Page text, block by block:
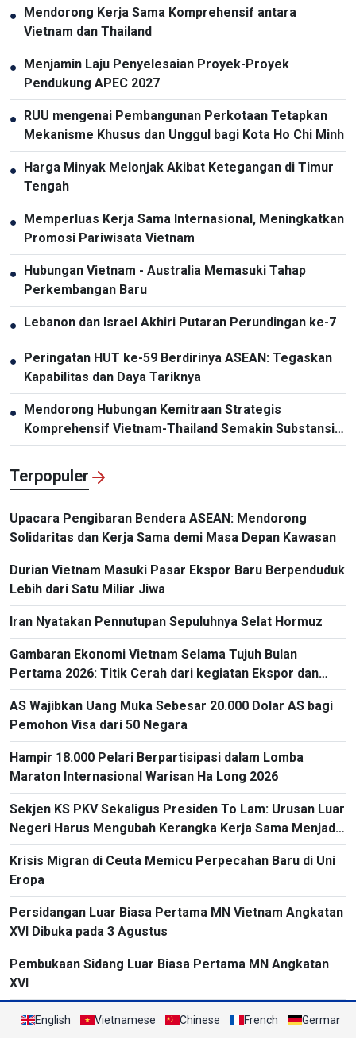
● Mendorong Kerja Sama Komprehensif antara
Vietnam dan Thailand
● Menjamin Laju Penyelesaian Proyek-Proyek
Pendukung APEC 2027
● RUU mengenai Pembangunan Perkotaan Tetapkan
Mekanisme Khusus dan Unggul bagi Kota Ho Chi Minh
● Harga Minyak Melonjak Akibat Ketegangan di Timur
Tengah
● Memperluas Kerja Sama Internasional, Meningkatkan
Promosi Pariwisata Vietnam
● Hubungan Vietnam - Australia Memasuki Tahap
Perkembangan Baru
● Lebanon dan Israel Akhiri Putaran Perundingan ke-7
● Peringatan HUT ke-59 Berdirinya ASEAN: Tegaskan
Kapabilitas dan Daya Tariknya
● Mendorong Hubungan Kemitraan Strategis
Komprehensif Vietnam-Thailand Semakin Substansial
dan Efektif
Terpopuler
Upacara Pengibaran Bendera ASEAN: Mendorong
Solidaritas dan Kerja Sama demi Masa Depan Kawasan
Durian Vietnam Masuki Pasar Ekspor Baru Berpenduduk
Lebih dari Satu Miliar Jiwa
Iran Nyatakan Pennutupan Sepuluhnya Selat Hormuz
Gambaran Ekonomi Vietnam Selama Tujuh Bulan
Pertama 2026: Titik Cerah dari kegiatan Ekspor dan
Impor
AS Wajibkan Uang Muka Sebesar 20.000 Dolar AS bagi
Pemohon Visa dari 50 Negara
Hampir 18.000 Pelari Berpartisipasi dalam Lomba
Maraton Internasional Warisan Ha Long 2026
Sekjen KS PKV Sekaligus Presiden To Lam: Urusan Luar
Negeri Harus Mengubah Kerangka Kerja Sama Menjadi
Proyek-Proyek Konkret dan Menganggap Efektivitas
yang Substansial sebagai Tolok Ukur
Krisis Migran di Ceuta Memicu Perpecahan Baru di Uni
Eropa
Persidangan Luar Biasa Pertama MN Vietnam Angkatan
XVI Dibuka pada 3 Agustus
Pembukaan Sidang Luar Biasa Pertama MN Angkatan
XVI
English Vietnamese Chinese French German